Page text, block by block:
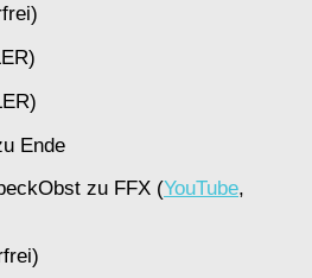
Ende
zu FFX (YouTube,